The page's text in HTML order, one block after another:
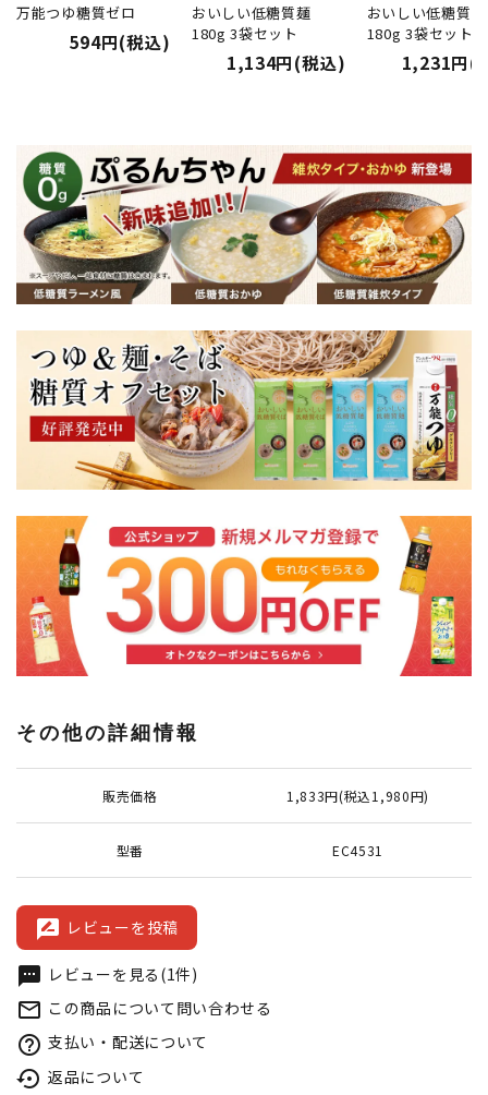
万能つゆ糖質ゼロ
594円(税込)
おいしい低糖質麺
180g 3袋セット
1,134円(税込)
おいしい低糖質
180g 3袋セット
1,231円(
その他の詳細情報
販売価格 1,833円(税込1,980円)
型番 EC4531
rate_review レビューを投稿
textsms レビューを見る(1件)
mail_outline この商品について問い合わせる
help_outline 支払い・配送について
settings_backup_restore 返品について